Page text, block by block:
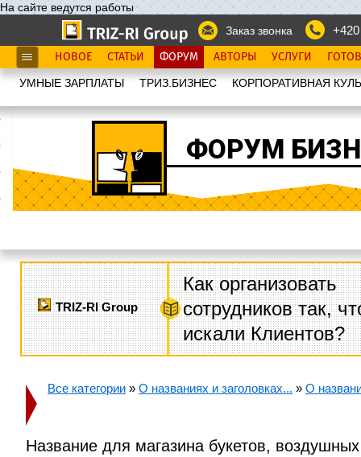
На сайте ведутся работы
Заказ звонка
НОВОЕ СТАТЬИ ФОРУМ АВТОРЫ УСЛУГИ
УМНЫЕ ЗАРПЛАТЫ ТРИЗ.БИЗНЕС КОРПОРАТИВНАЯ
ФОРУМ
TRIZ-RI Group
Как организовать
сотрудников так,
искали Клиентов?
Все категории » О названиях и заголовках... » О
Название для магазина букетов,